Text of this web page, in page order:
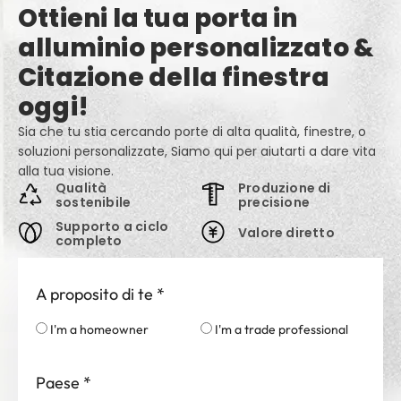
Ottieni la tua porta in
alluminio personalizzato &
Citazione della finestra
oggi!
Sia che tu stia cercando porte di alta qualità, finestre, o
soluzioni personalizzate, Siamo qui per aiutarti a dare vita
alla tua visione.
Qualità
sostenibile
Supporto a ciclo
completo
Produzione di
precisione
Valore diretto
A proposito di te *
I'm a homeowner I'm a trade professional
Paese *